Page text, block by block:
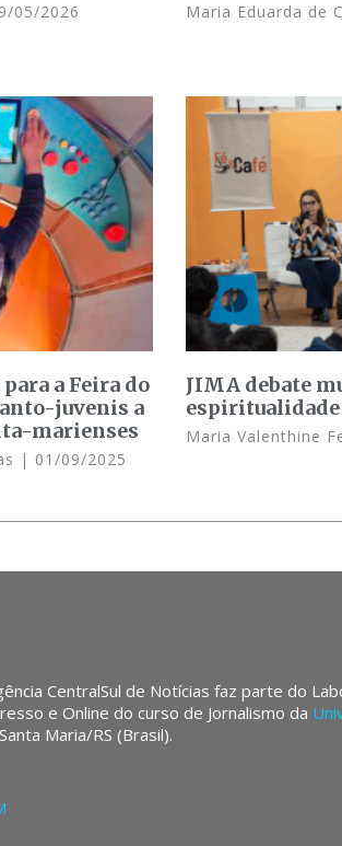
05/2026 Maria Eduarda de
a Feira do
juvenis a
marienses
01/09/2025
JIMA debate
espiritualidade
Maria Valenthine
CentralSul de Notícias faz parte do
e Online do curso de Jornalismo da
Maria/RS (Brasil).